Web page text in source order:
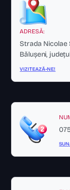
ADRESĂ:
Strada Nicolae
Bălușeni,
VIZITEAZĂ-NE!